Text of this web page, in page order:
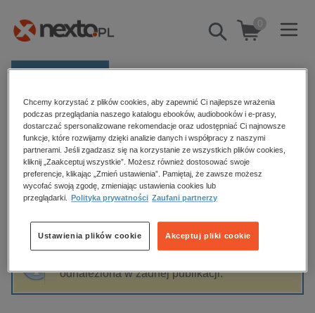
Pokaż/schowaj
wyszukiwarkę
0
Kategorie
Zobacz wszystkie E-prasa
budownictwo, aranżacja wnętrz
biznesowe, branżowe, gospodarka
dzienniki
edukacja
hobby, sport, rozrywka
komputery, internet, technologie, informatyka
Strona główna Claudia Gudelius
Claudia Gudelius
Sortowanie Filtrowanie
odnaleziona w żadnej publikacji.
Chcemy korzystać z plików cookies, aby zapewnić Ci najlepsze wrażenia
podczas przeglądania naszego katalogu ebooków, audiobooków i e-prasy,
dostarczać spersonalizowane rekomendacje oraz udostępniać Ci najnowsze
funkcje, które rozwijamy dzięki analizie danych i współpracy z naszymi
partnerami. Jeśli zgadzasz się na korzystanie ze wszystkich plików cookies,
kliknij „Zaakceptuj wszystkie”. Możesz również dostosować swoje
preferencje, klikając „Zmień ustawienia”. Pamiętaj, że zawsze możesz
wycofać swoją zgodę, zmieniając ustawienia cookies lub
przeglądarki.
Polityka prywatności Zaufani partnerzy
Akceptuj pliki cookie
Ustawienia plików cookie